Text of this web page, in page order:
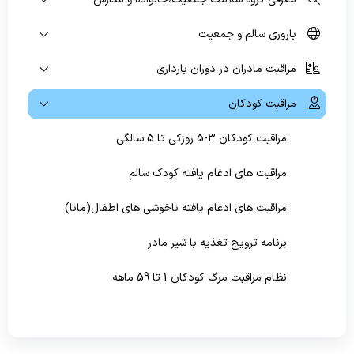
پیشگیری و مبارزه با بیماریهای غیرواگیر
سلامت روانی،اجتماعی و اعتیاد
بهبود تغذیه جامعه
بهداشت دهان و دندان
باروری سالم و جمعیت
مراقبت مادران در دوران بارداری
مراقبت کودکان
مراقبت کودکان 3-5 روزکی تا 5 سالگی
مراقبت های ادغام یافته کودک سالم
مراقبت های ادغام یافته ناخوشی های اطفال(مانا)
برنامه ترویج تغذیه با شیر مادر
نظام مراقبت مرگ کودکان 1 تا 59 ماهه